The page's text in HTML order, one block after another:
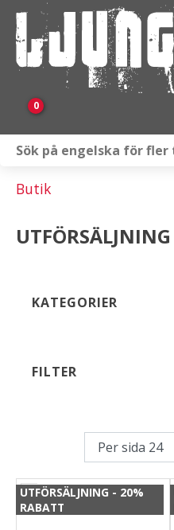
0
Butik
UTFÖRSÄLJNING
KATEGORIER
FILTER
UTFÖRSÄLJNING - 20%
RABATT